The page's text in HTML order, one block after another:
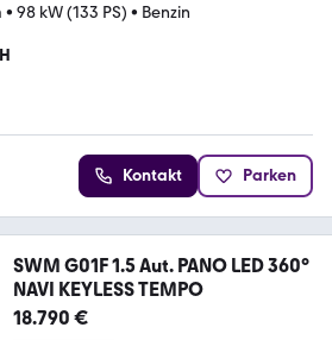
• 98 kW (133 PS) • Benzin
Kontakt Parken
SWM G01F 1.5 Aut. PANO LED 360°
NAVI KEYLESS TEMPO
18.790 €